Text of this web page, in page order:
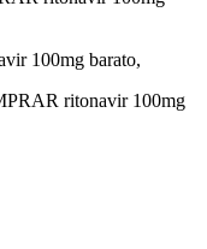
100mg barato,
ritonavir 100mg